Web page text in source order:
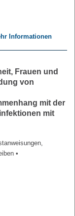
Informationen
Frauen und
von
mit der
mit
•